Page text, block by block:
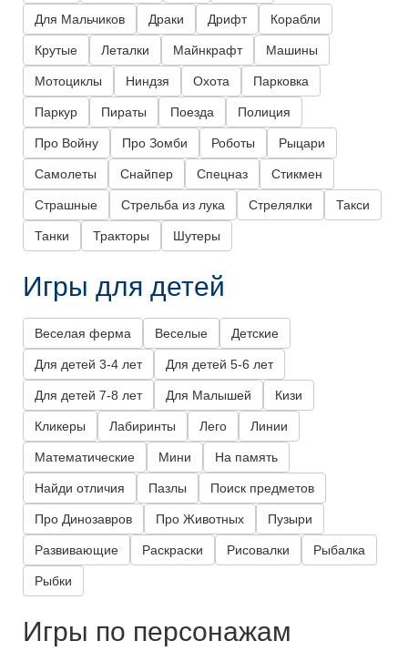
Для Мальчиков Драки Дрифт Корабли
Крутые Леталки Майнкрафт Машины
Мотоциклы Ниндзя Охота Парковка
Паркур Пираты Поезда Полиция
Про Войну Про Зомби Роботы Рыцари
Самолеты Снайпер Спецназ Стикмен
Страшные Стрельба из лука Стрелялки Такси
Танки Тракторы Шутеры
Игры для детей
Веселая ферма Веселые Детские
Для детей 3-4 лет Для детей 5-6 лет
Для детей 7-8 лет Для Малышей Кизи
Кликеры Лабиринты Лего Линии
Математические Мини На память
Найди отличия Пазлы Поиск предметов
Про Динозавров Про Животных Пузыри
Развивающие Раскраски Рисовалки Рыбалка
Рыбки
Игры по персонажам